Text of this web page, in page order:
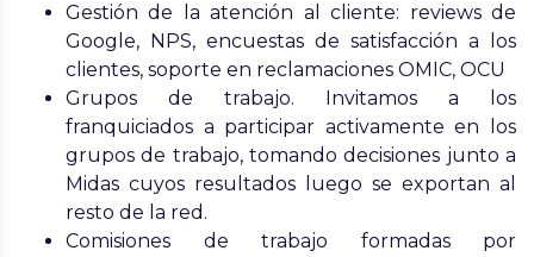
Gestión de la atención al cliente: reviews de
Google, NPS, encuestas de satisfacción a los
clientes, soporte en reclamaciones OMIC, OCU
Grupos de trabajo. Invitamos a los
franquiciados a participar activamente en los
grupos de trabajo, tomando decisiones junto a
Midas cuyos resultados luego se exportan al
resto de la red.
Comisiones de trabajo formadas por